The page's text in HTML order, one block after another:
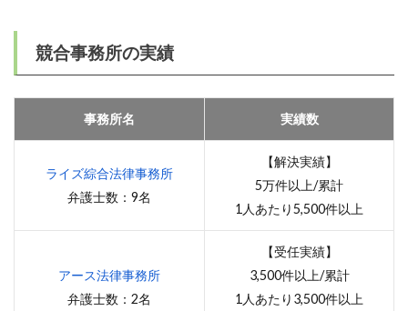
競合事務所の実績
事務所名 実績数
ライズ綜合法律事務所
弁護士数：9名
【解決実績】
5万件以上/累計
1人あたり5,500件以上
アース法律事務所
弁護士数：2名
【受任実績】
3,500件以上/累計
1人あたり3,500件以上